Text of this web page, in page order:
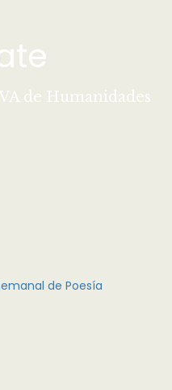
de Humanidades
de Poesía